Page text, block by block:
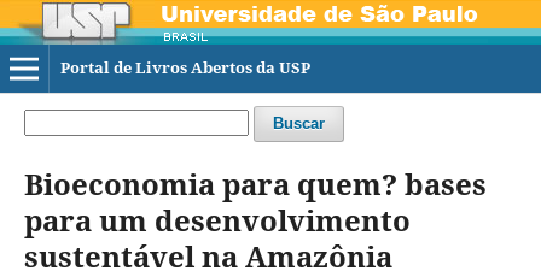
Portal de Livros Abertos da USP
Buscar
Bioeconomia para quem? bases
para um desenvolvimento
sustentável na Amazônia